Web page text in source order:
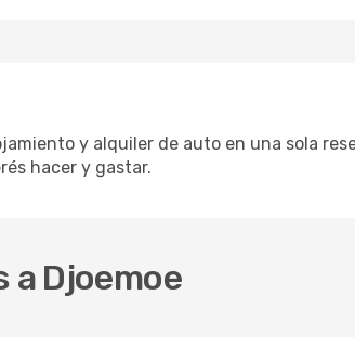
y alquiler de auto en una sola
hacer y gastar.
Djoemoe